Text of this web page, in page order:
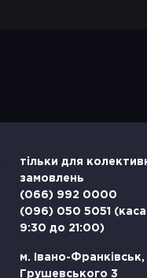
тільки для
замовлень
(066) 992 0000
(096) 050 5051
9:30 до 21:00)
м. Івано-Франківськ,
Грушевського 3